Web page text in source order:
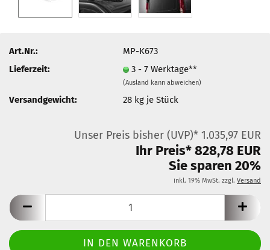
Art.Nr.:
MP-K673
Lieferzeit:
3 - 7 Werktage**
(Ausland kann abweichen)
Versandgewicht: 28 kg je Stück
Unser Preis bisher (UVP)* 1.035,97 EUR
Ihr Preis* 828,78 EUR
Sie sparen 20%
inkl. 19% MwSt. zzgl. Versand